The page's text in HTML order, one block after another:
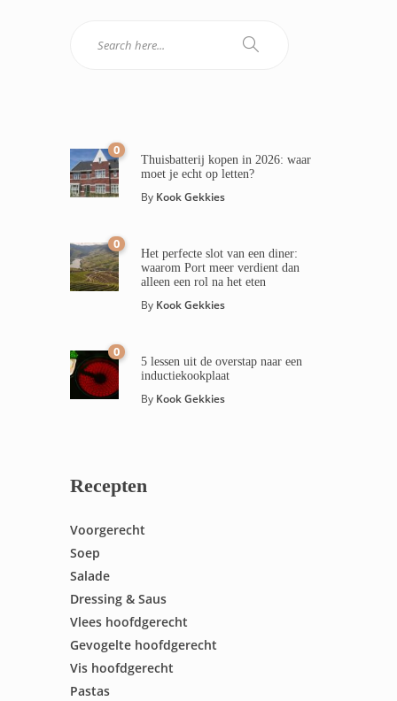
0
Thuisbatterij kopen in 2026: waar
moet je echt op letten?
By Kook Gekkies
0
Het perfecte slot van een diner:
waarom Port meer verdient dan
alleen een rol na het eten
By Kook Gekkies
0
5 lessen uit de overstap naar een
inductiekookplaat
By Kook Gekkies
Recepten
Voorgerecht
Soep
Salade
Dressing & Saus
Vlees hoofdgerecht
Gevogelte hoofdgerecht
Vis hoofdgerecht
Pastas